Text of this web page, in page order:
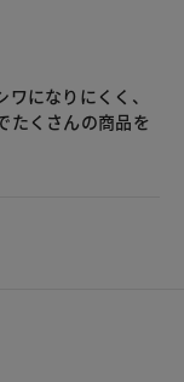
になりにくく、
たくさんの商品を